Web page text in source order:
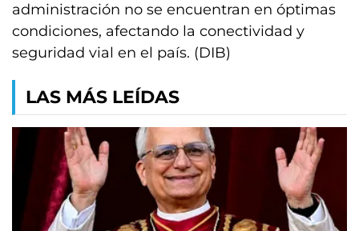
administración no se encuentran en óptimas
condiciones, afectando la conectividad y
seguridad vial en el país. (DIB)
LAS MÁS LEÍDAS